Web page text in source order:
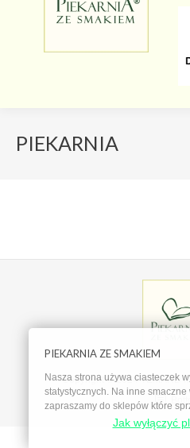
PIEKARNIA You
Copyright © 2024 TEMARD
PIEKARNIA ZE SMAKIEM
Nasza strona używa ciasteczek
statystycznych. Na inne
zapraszamy do sklepów które
Jak wyłączyć